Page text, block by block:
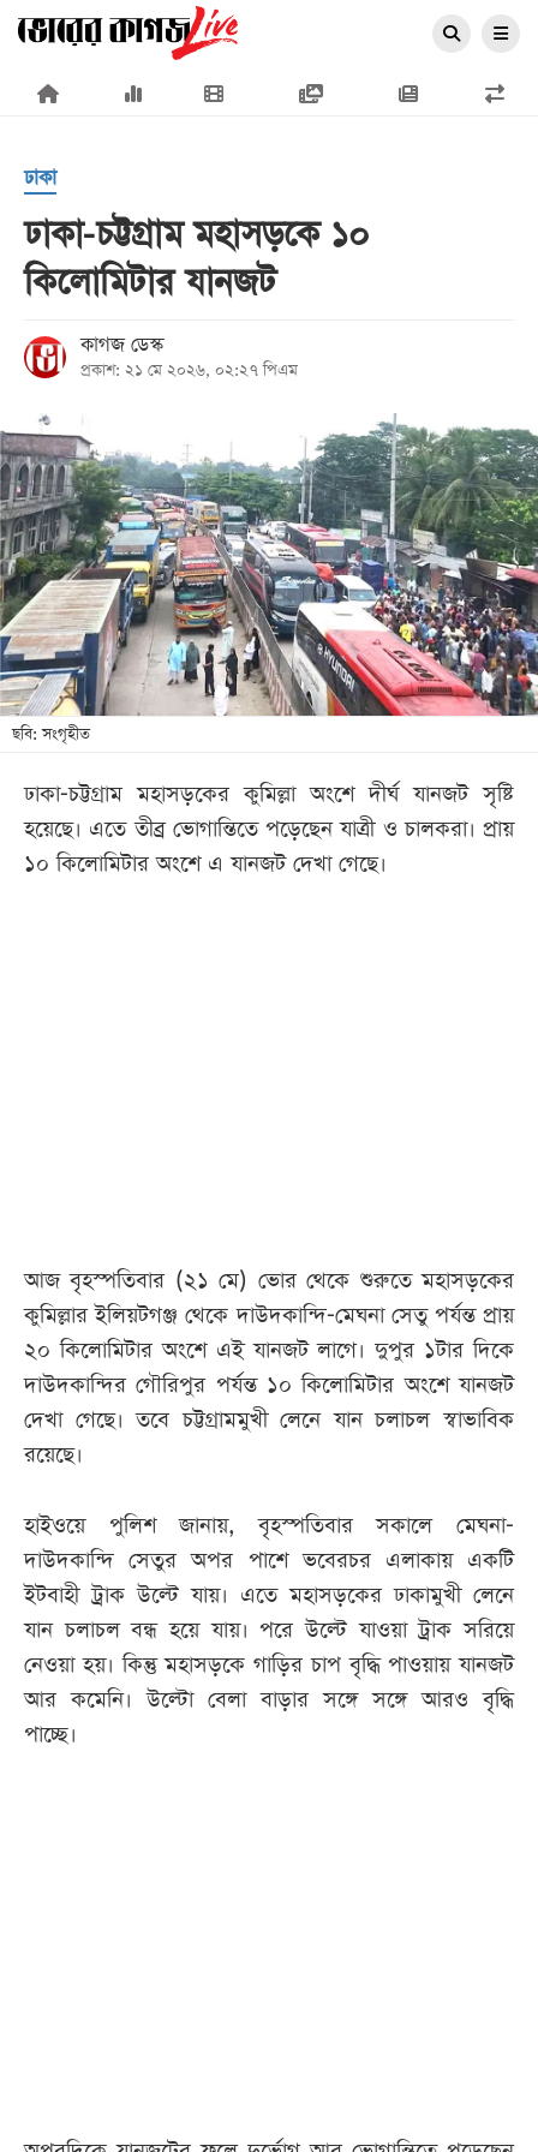
×
প্রচ্ছদ
জাতীয়
রাজনীতি
অর্থনীতি
আন্তর্জাতিক
সারাদেশ
খেলা
বিনোদন
লাইফ
স্টাইল
শিক্ষা
বিভাগ
পেপার
ঢাকা
ঢাকা-চট্টগ্রাম মহাসড়কে ১০
কিলোমিটার যানজট
কাগজ ডেস্ক
প্রকাশ: ২১ মে ২০২৬, ০২:২৭ পিএম
ছবি: সংগৃহীত
ঢাকা-চট্টগ্রাম মহাসড়কের কুমিল্লা অংশে দীর্ঘ যানজট সৃষ্টি
হয়েছে। এতে তীব্র ভোগান্তিতে পড়েছেন যাত্রী ও চালকরা। প্রায়
১০ কিলোমিটার অংশে এ যানজট দেখা গেছে।
আজ বৃহস্পতিবার (২১ মে) ভোর থেকে শুরুতে মহাসড়কের
কুমিল্লার ইলিয়টগঞ্জ থেকে দাউদকান্দি-মেঘনা সেতু পর্যন্ত প্রায়
২০ কিলোমিটার অংশে এই যানজট লাগে। দুপুর ১টার দিকে
দাউদকান্দির গৌরিপুর পর্যন্ত ১০ কিলোমিটার অংশে যানজট
দেখা গেছে। তবে চট্টগ্রামমুখী লেনে যান চলাচল স্বাভাবিক
রয়েছে।
হাইওয়ে পুলিশ জানায়, বৃহস্পতিবার সকালে মেঘনা-
দাউদকান্দি সেতুর অপর পাশে ভবেরচর এলাকায় একটি
ইটবাহী ট্রাক উল্টে যায়। এতে মহাসড়কের ঢাকামুখী লেনে
যান চলাচল বন্ধ হয়ে যায়। পরে উল্টে যাওয়া ট্রাক সরিয়ে
নেওয়া হয়। কিন্তু মহাসড়কে গাড়ির চাপ বৃদ্ধি পাওয়ায় যানজট
আর কমেনি। উল্টো বেলা বাড়ার সঙ্গে সঙ্গে আরও বৃদ্ধি
পাচ্ছে।